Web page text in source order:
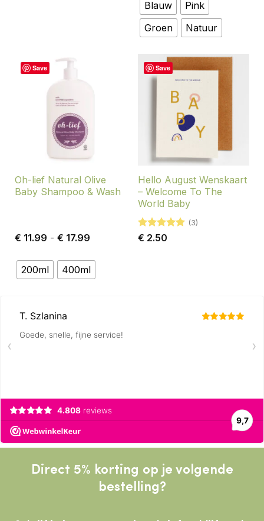
Blauw
Pink
Groen
Natuur
Save
Oh-lief Natural Olive
Baby Shampoo & Wash
€ 11.99 - € 17.99Prijsklasse:
€ 17.99
200ml 400ml
Save
Hello August Wenskaart
– Welcome To The
World Baby
Gewaardeerd
(3)
€ 2.50
Direct 5% korting op je volgende
bestelling?